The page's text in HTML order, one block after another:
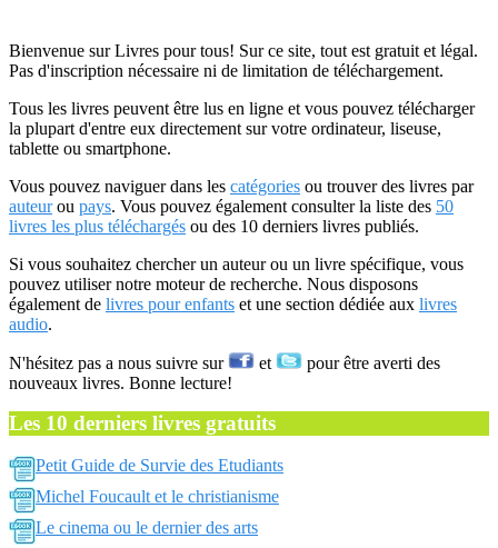
Bienvenue sur Livres pour tous! Sur ce site, tout est gratuit et légal.
Pas d'inscription nécessaire ni de limitation de téléchargement.
Tous les livres peuvent être lus en ligne et vous pouvez télécharger
la plupart d'entre eux directement sur votre ordinateur, liseuse,
tablette ou smartphone.
Vous pouvez naviguer dans les catégories ou trouver des livres par
auteurou pays. Vous pouvez également consulter la liste des 50
livres les plus téléchargés ou des 10 derniers livres publiés.
Si vous souhaitez chercher un auteur ou un livre spécifique, vous
pouvez utiliser notre moteur de recherche. Nous disposons
également de livres pour enfants et une section dédiée aux livres
audio.
N'hésitez pas a nous suivre sur et
pour être averti des
nouveaux livres. Bonne lecture!
Les 10 derniers livres gratuits
Petit Guide de Survie des Etudiants
Michel Foucault et le christianisme
Le cinema ou le dernier des arts